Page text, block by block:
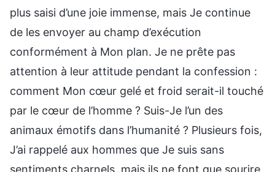
plus saisi d’une joie immense, mais Je continue
de les envoyer au champ d’exécution
conformément à Mon plan. Je ne prête pas
attention à leur attitude pendant la confession :
comment Mon cœur gelé et froid serait-il touché
par le cœur de l’homme ? Suis-Je l’un des
animaux émotifs dans l’humanité ? Plusieurs fois,
J’ai rappelé aux hommes que Je suis sans
sentiments charnels, mais ils ne font que sourire,